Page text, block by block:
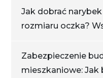
Jak dobrać
rozmiaru oczka?
Zabezpieczenie
mieszkaniowe: Jak